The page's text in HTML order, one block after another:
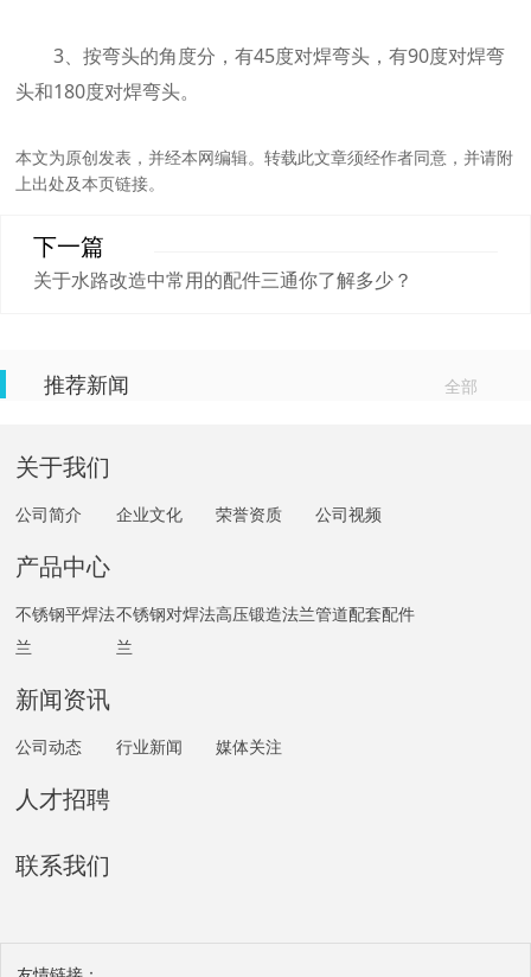
3、按弯头的角度分，有45度对焊弯头，有90度对焊弯
头和180度对焊弯头。
本文为原创发表，并经本网编辑。转载此文章须经作者同意，并请附
上出处及本页链接。
下一篇
关于水路改造中常用的配件三通你了解多少？
推荐新闻 全部
关于我们
公司简介 企业文化 荣誉资质 公司视频
产品中心
不锈钢平焊法
兰
不锈钢对焊法
兰
高压锻造法兰管道配套配件
新闻资讯
公司动态 行业新闻 媒体关注
人才招聘
联系我们